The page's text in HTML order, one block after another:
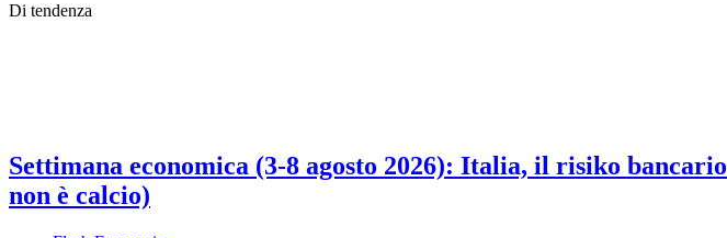
Di tendenza
Settimana economica (3-8 agosto 2026): Italia, il risiko
non è calcio)